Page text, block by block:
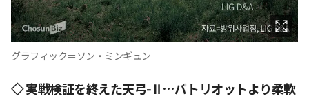
グラフィック＝ソン・ミンギュン
◇ 実戦検証を終えた天弓-Ⅱ…パトリオットより柔軟